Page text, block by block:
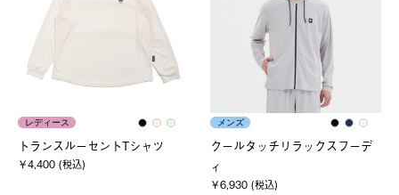
レディース
トランスルーセントTシャツ
￥4,400 (税込)
メンズ
クールタッチリラックスフーデ
ィ
￥6,930 (税込)